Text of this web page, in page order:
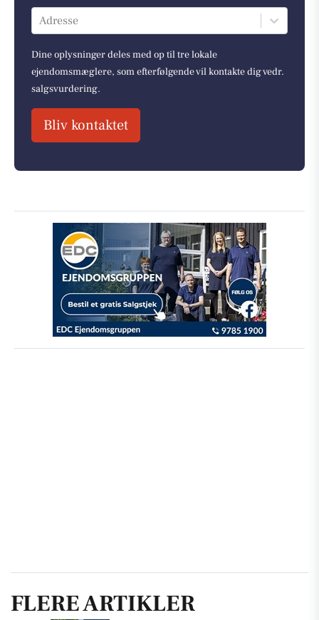
Adresse
Dine oplysninger deles med op til tre lokale
ejendomsmæglere, som efterfølgende vil kontakte dig vedr.
salgsvurdering.
Bliv kontaktet
FLERE ARTIKLER